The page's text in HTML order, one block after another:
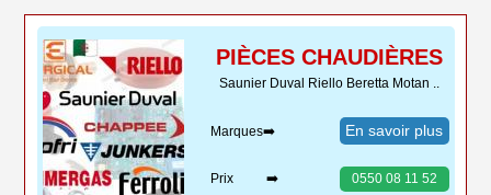
PIÈCES CHAUDIÈRES
Saunier Duval Riello Beretta Motan ..
Marques➡️ En savoir plus
Prix ➡️ 0550 08 11 52